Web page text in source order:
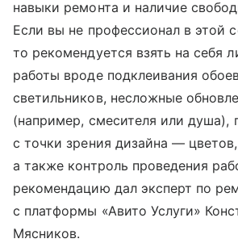
навыки ремонта и наличие
Если вы не профессионал в этой
то рекомендуется взять на себя
работы вроде подклеивания
светильников, несложные
(например, смесителя или душа),
с точки зрения дизайна —
а также контроль проведения
рекомендацию дал эксперт по
с платформы «Авито Услуги»
Мясников.